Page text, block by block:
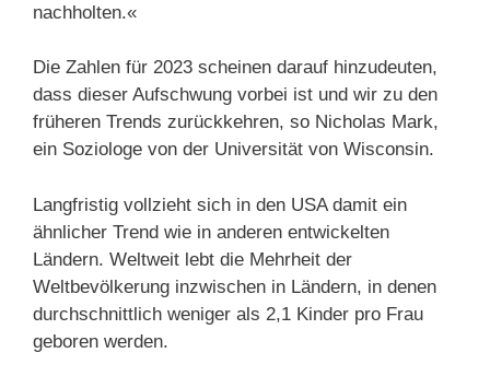
nachholten.«
Die Zahlen für 2023 scheinen darauf hinzudeuten,
dass dieser Aufschwung vorbei ist und wir zu den
früheren Trends zurückkehren, so Nicholas Mark,
ein Soziologe von der Universität von Wisconsin.
Langfristig vollzieht sich in den USA damit ein
ähnlicher Trend wie in anderen entwickelten
Ländern. Weltweit lebt die Mehrheit der
Weltbevölkerung inzwischen in Ländern, in denen
durchschnittlich weniger als 2,1 Kinder pro Frau
geboren werden.